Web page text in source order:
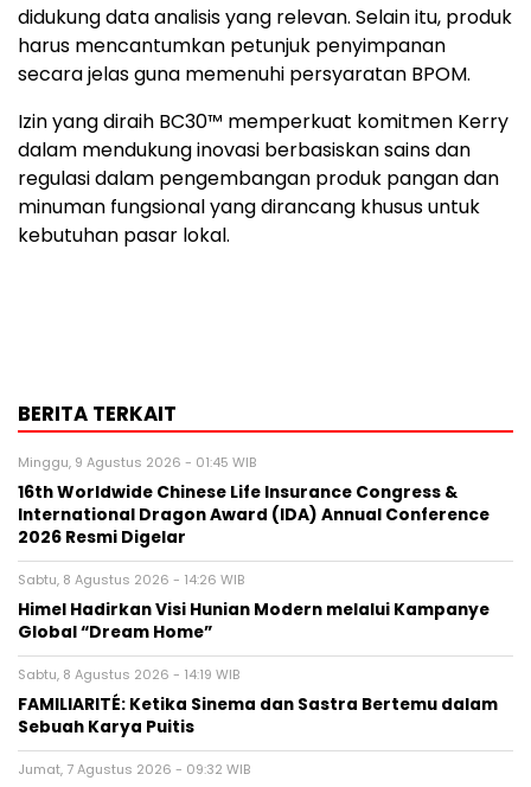
didukung data analisis yang relevan. Selain itu, produk
harus mencantumkan petunjuk penyimpanan
secara jelas guna memenuhi persyaratan BPOM.
Izin yang diraih BC30™ memperkuat komitmen Kerry
dalam mendukung inovasi berbasiskan sains dan
regulasi dalam pengembangan produk pangan dan
minuman fungsional yang dirancang khusus untuk
kebutuhan pasar lokal.
BERITA TERKAIT
Minggu, 9 Agustus 2026 - 01:45 WIB
16th Worldwide Chinese Life Insurance Congress &
International Dragon Award (IDA) Annual Conference
2026 Resmi Digelar
Sabtu, 8 Agustus 2026 - 14:26 WIB
Himel Hadirkan Visi Hunian Modern melalui Kampanye
Global “Dream Home”
Sabtu, 8 Agustus 2026 - 14:19 WIB
FAMILIARITÉ: Ketika Sinema dan Sastra Bertemu dalam
Sebuah Karya Puitis
Jumat, 7 Agustus 2026 - 09:32 WIB